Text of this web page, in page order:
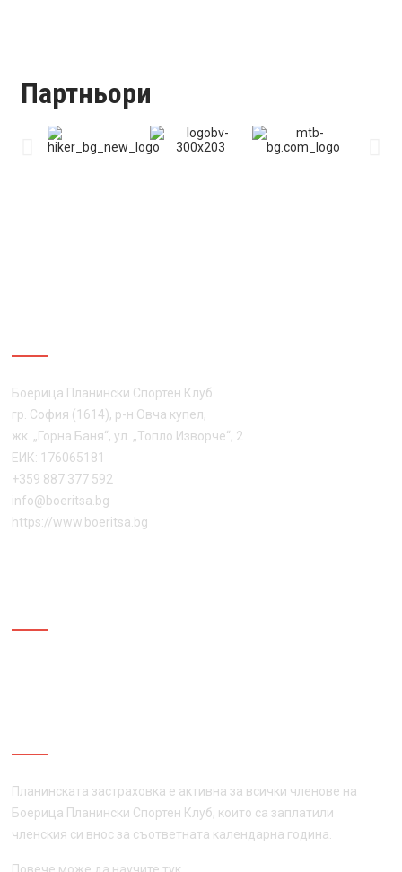
Партньори
Боерица Планински Спортен Клуб
гр. София (1614), р-н Овча купел,
жк. „Горна Баня“, ул. „Топло Изворче“, 2
ЕИК: 176065181
+359 887 377 592
info@boeritsa.bg
https://www.boeritsa.bg
Планинската застраховка е активна за всички членове на
Боерица Планински Спортен Клуб, които са заплатили
членския си внос за съответната календарна година.
Повече може да научитетук